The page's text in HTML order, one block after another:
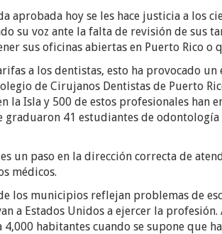
aprobada hoy se les hace justicia a los
su voz ante la falta de revisión de sus
sus oficinas abiertas en Puerto Rico o
a los dentistas, esto ha provocado un
de Cirujanos Dentistas de Puerto
la Isla y 500 de estos profesionales han
graduaron 41 estudiantes de
un paso en la dirección correcta de
médicos.
los municipios reflejan problemas de
a Estados Unidos a ejercer la profesión.
habitantes cuando se supone que